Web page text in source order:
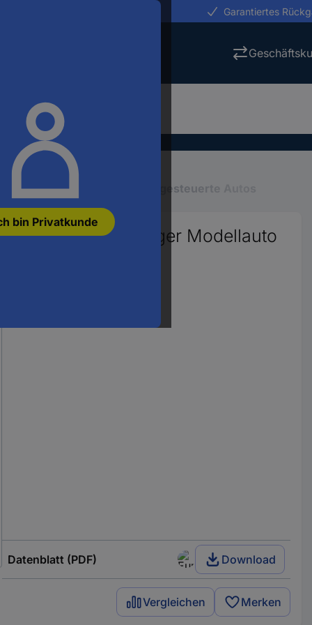
bin Privatkunde
Garantiertes
Einsteiger-Shop Ferngesteuerte Autos
1:10 RC Einsteiger Modellauto
Datenblatt (PDF) Download
Vergleichen Merken